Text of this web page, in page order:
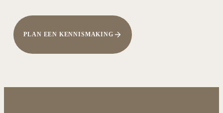
PLAN EEN KENNISMAKING